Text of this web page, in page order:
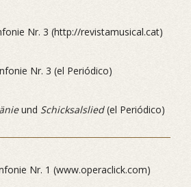
Nr. 3 (http://revistamusical.cat)
Nr. 3 (el Periódico)
und Schicksalslied(el Periódico)
Nr. 1 (www.operaclick.com)